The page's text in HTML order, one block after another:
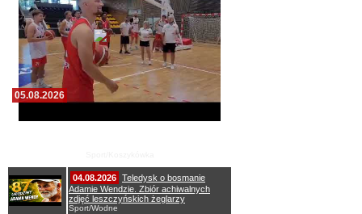
05.08.2026
04.08.2026 Teledysk o bosmanie
Adamie Wendzie. Zbiór achiwalnych
zdjęć leszczyńskich żeglarzy
Sport/Wodne